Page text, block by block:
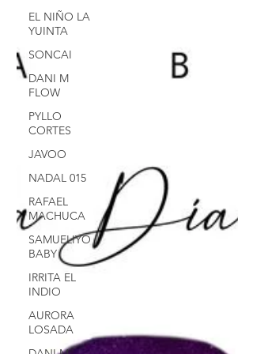
EL NIÑO LA
YUINTA
SONCAI
DANI M
FLOW
PYLLO
CORTES
JAVOO
NADAL 015
RAFAEL
MACHUCA
SAMUELIYO
BABY
IRRITA EL
INDIO
AURORA
LOSADA
sensación de haber hecho...